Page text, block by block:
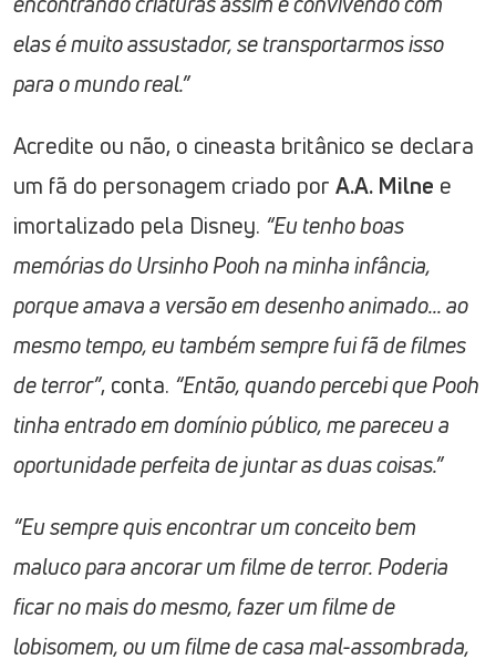
elas é muito assustador, se transportarmos isso
para o mundo real.”
Acredite ou não, o cineasta britânico se declara
um fã do personagem criado por A.A. Milne e
imortalizado pela Disney. “Eu tenho boas
memórias do Ursinho Pooh na minha infância,
porque amava a versão em desenho animado... ao
mesmo tempo, eu também sempre fui fã de filmes
de terror”, conta. “Então, quando percebi que Pooh
tinha entrado em domínio público, me pareceu a
oportunidade perfeita de juntar as duas coisas.”
“Eu sempre quis encontrar um conceito bem
maluco para ancorar um filme de terror. Poderia
ficar no mais do mesmo, fazer um filme de
lobisomem, ou um filme de casa mal-assombrada,